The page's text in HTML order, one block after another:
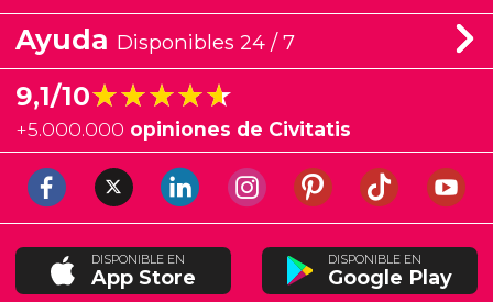
Ayuda Disponibles 24 / 7
9,1/10★★★★★
★★★★★
+5.000.000 opiniones de Civitatis
DISPONIBLE EN
App Store
DISPONIBLE EN
Google Play